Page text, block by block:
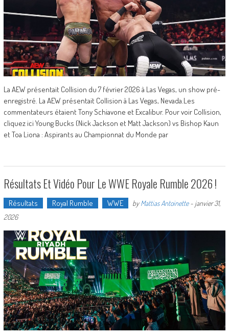
La AEW présentait Collision du 7 février 2026 à Las Vegas, un show pré-
enregistré. La AEW présentait Collision à Las Vegas, Nevada.Les
commentateurs étaient Tony Schiavone et Excalibur. Pour voir Collision,
cliquez ici Young Bucks (Nick Jackson et Matt Jackson) vs Bishop Kaun
et Toa Liona : Aspirants au Championnat du Monde par
Résultats Et Vidéo Pour Le WWE Royale Rumble 2026 !
Résultats Royal Rumble WWE byMattias Antoinette- janvier 31,
2026